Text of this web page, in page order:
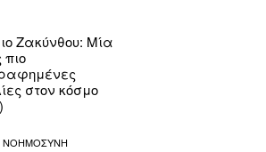
Ζακύνθου: Μία
πιο
στον κόσμο
ΝΟΗΜΟΣΥΝΗ